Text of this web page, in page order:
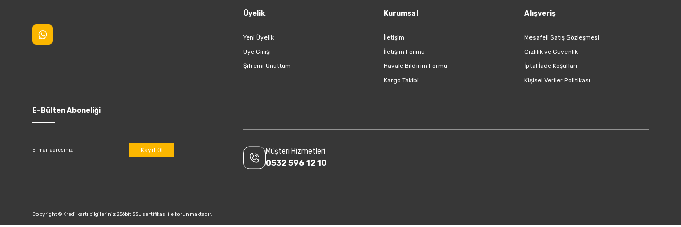
Üyelik
Yeni Üyelik
Üye Girişi
Şifremi Unuttum
Kurumsal
İletişim
İletişim Formu
Havale Bildirim Formu
Kargo Takibi
Alışveriş
Mesafeli Satış Sözleşmesi
Gizlilik ve Güvenlik
İptal İade Koşullari
Kişisel Veriler Politikası
E-Bülten Aboneliği
Kayıt Ol Müşteri Hizmetleri
0532 596 12 10
Copyright © Kredi kartı bilgileriniz 256bit SSL sertifikası ile korunmaktadır.